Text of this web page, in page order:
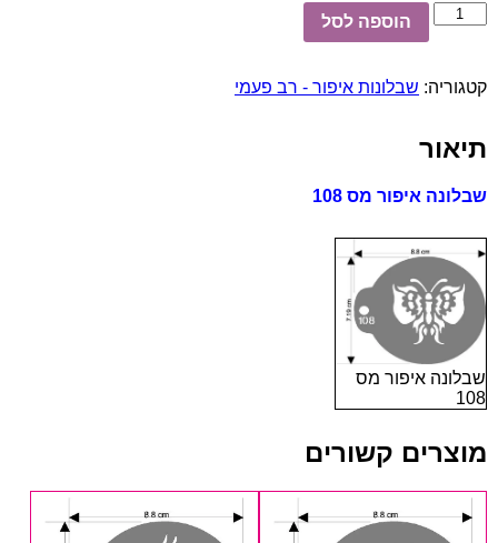
כמות
של
מס
הוספה לסל
קטגוריה: שבלונות איפור - רב פעמי
תיאור
שבלונה איפור מס 108
שבלונה איפור מס
108
מוצרים קשורים